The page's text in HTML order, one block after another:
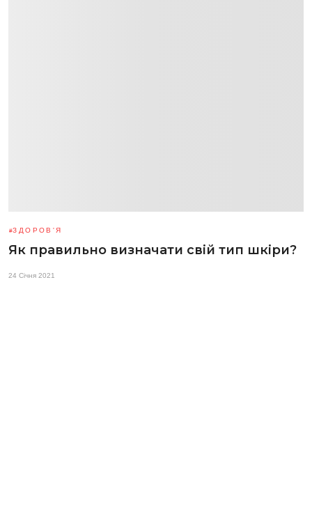
ЗДОРОВ'Я
Як правильно визначати свій тип шкіри?
24 Січня 2021